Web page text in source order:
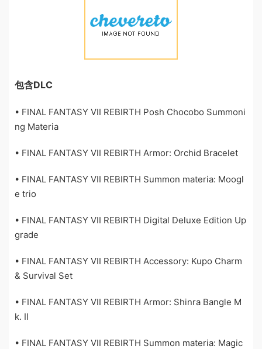
包含DLC
• FINAL FANTASY VII REBIRTH Posh Chocobo Summoni
ng Materia
• FINAL FANTASY VII REBIRTH Armor: Orchid Bracelet
• FINAL FANTASY VII REBIRTH Summon materia: Moogl
e trio
• FINAL FANTASY VII REBIRTH Digital Deluxe Edition Up
grade
• FINAL FANTASY VII REBIRTH Accessory: Kupo Charm
& Survival Set
• FINAL FANTASY VII REBIRTH Armor: Shinra Bangle M
k. II
• FINAL FANTASY VII REBIRTH Summon materia: Magic